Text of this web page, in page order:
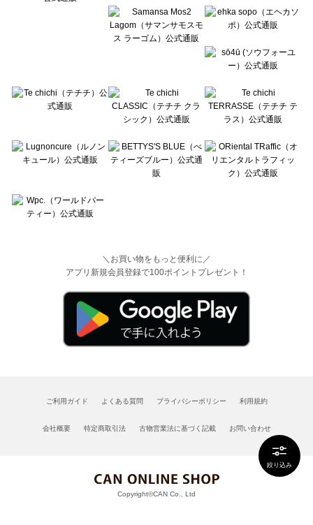
絞り込み
＼お買い物をもっと便利に／
アプリ新規会員登録で100ポイントプレゼント！
ご利用ガイド よくある質問 プライバシーポリシー 利用規約
会社概要 特定商取引法 古物営業法に基づく記載 お問い合わせ
Copyright©CAN Co., Ltd